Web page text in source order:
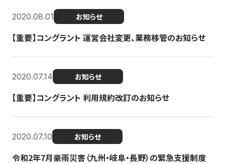
2020.08.01 お知らせ
【重要】コングラント 運営会社変更、業務移管のお知らせ
2020.07.14 お知らせ
【重要】コングラント 利用規約改訂のお知らせ
2020.07.10 お知らせ
令和2年7月豪雨災害（九州・岐阜・長野）の緊急支援制度